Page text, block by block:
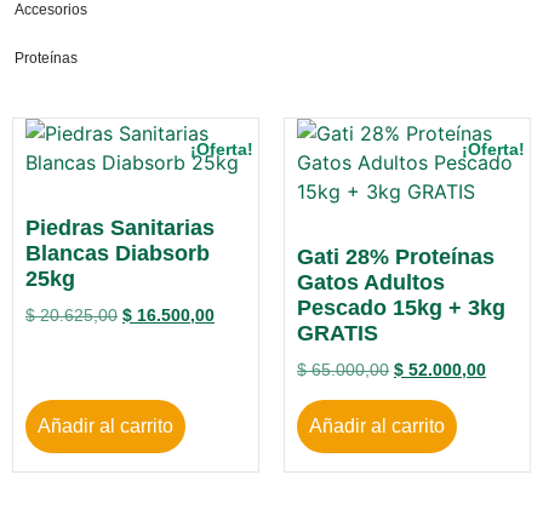
Accesorios
Proteínas
¡Oferta!
Piedras Sanitarias
Blancas Diabsorb
25kg
$20.625,00 $ 16.500,00
Añadir al carrito
¡Oferta!
Gati 28% Proteínas
Gatos Adultos
Pescado 15kg + 3kg
GRATIS
$65.000,00 $ 52.000,00
Añadir al carrito